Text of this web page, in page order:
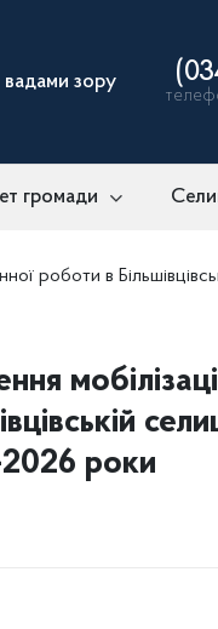
зору
громади
роботи в
2026 роки